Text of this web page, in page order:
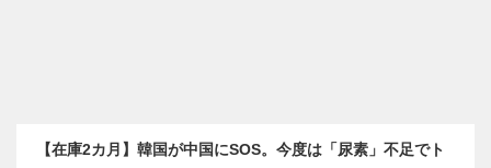
【在庫2カ月】韓国が中国にSOS。今度は「尿素」不足でト